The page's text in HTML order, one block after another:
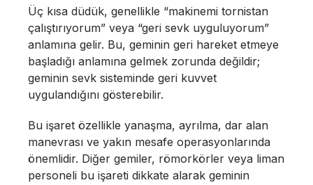
Üç kısa düdük, genellikle “makinemi tornistan
çalıştırıyorum” veya “geri sevk uyguluyorum”
anlamına gelir. Bu, geminin geri hareket etmeye
başladığı anlamına gelmek zorunda değildir;
geminin sevk sisteminde geri kuvvet
uygulandığını gösterebilir.
Bu işaret özellikle yanaşma, ayrılma, dar alan
manevrası ve yakın mesafe operasyonlarında
önemlidir. Diğer gemiler, römorkörler veya liman
personeli bu işareti dikkate alarak geminin